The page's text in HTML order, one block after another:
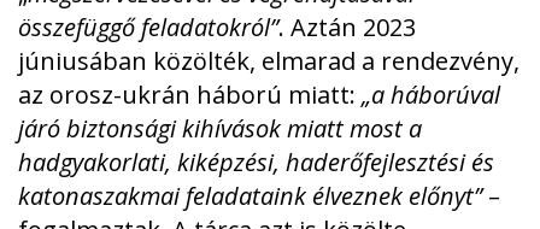
összefüggő feladatokról”. Aztán 2023
júniusában közölték, elmarad a rendezvény,
az orosz-ukrán háború miatt: „a háborúval
járó biztonsági kihívások miatt most a
hadgyakorlati, kiképzési, haderőfejlesztési és
katonaszakmai feladataink élveznek előnyt”–